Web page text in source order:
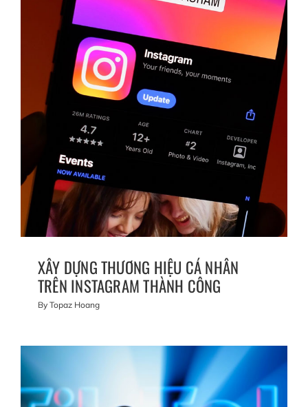
XÂY DỰNG THƯƠNG HIỆU CÁ NHÂN
TRÊN INSTAGRAM THÀNH CÔNG
By Topaz Hoang